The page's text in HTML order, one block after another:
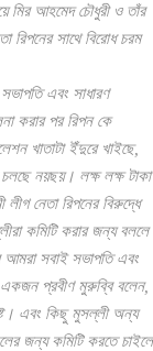
মির আহমেদ চৌধুরী ও তাঁর
রিপনের সাথে বিরোধ চরম
এবং সাধারণ
করার পর রিপন কে
খাতাটা ইঁদুরে খাইছে,
নয়ছয়। লক্ষ লক্ষ টাকা
নেতা রিপনের বিরুদ্ধে
কমিটি করার জন্য বললে
আমরা সবাই সভাপতি এবং
প্রবীণ মুরুব্বি বলেন,
এবং কিছু মুসল্লী অন্য
জন্য কমিটি করতে চাইলে